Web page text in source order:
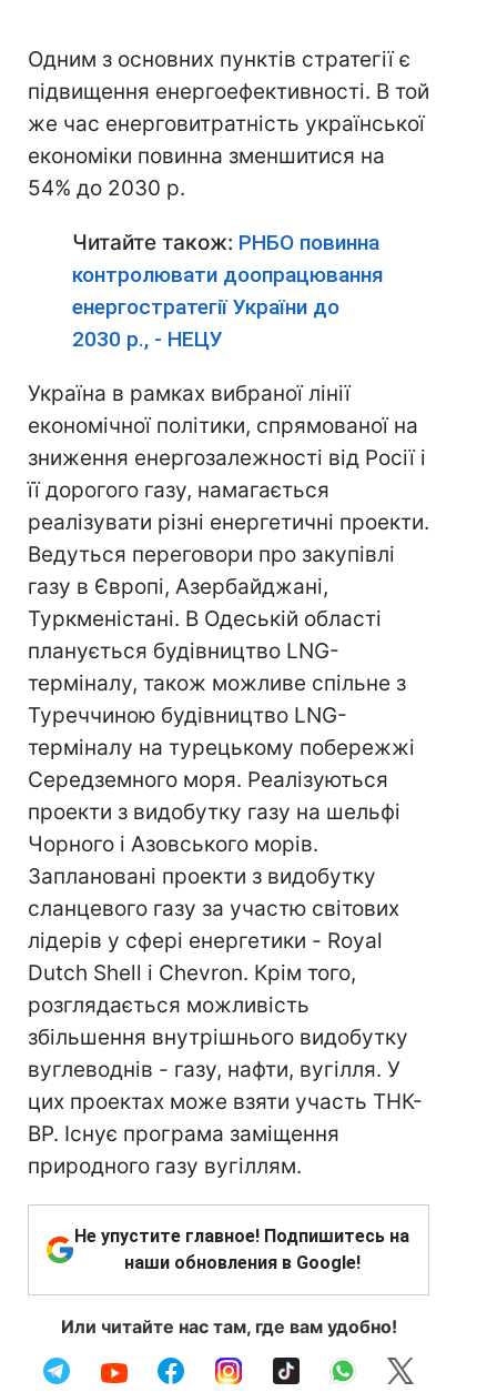
Одним з основних пунктів стратегії є
підвищення енергоефективності. В той
же час енерговитратність української
економіки повинна зменшитися на
54% до 2030 р.
Читайте також: РНБО повинна
контролювати доопрацювання
енергостратегії України до
2030 р., - НЕЦУ
Україна в рамках вибраної лінії
економічної політики, спрямованої на
зниження енергозалежності від Росії і
її дорогого газу, намагається
реалізувати різні енергетичні проекти.
Ведуться переговори про закупівлі
газу в Європі, Азербайджані,
Туркменістані. В Одеській області
планується будівництво LNG-
терміналу, також можливе спільне з
Туреччиною будівництво LNG-
терміналу на турецькому побережжі
Середземного моря. Реалізуються
проекти з видобутку газу на шельфі
Чорного і Азовського морів.
Заплановані проекти з видобутку
сланцевого газу за участю світових
лідерів у сфері енергетики - Royal
Dutch Shell і Chevron. Крім того,
розглядається можливість
збільшення внутрішнього видобутку
вуглеводнів - газу, нафти, вугілля. У
цих проектах може взяти участь ТНК-
ВР. Існує програма заміщення
природного газу вугіллям.
Не упустите главное! Подпишитесь на
наши обновления в Google!
Или читайте нас там, где вам удобно!